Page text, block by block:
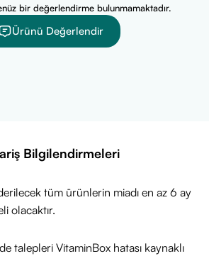
bir değerlendirme bulunmamaktadır.
Ürünü Değerlendir
Bilgilendirmeleri
tüm ürünlerin miadı en az 6 ay
olacaktır.
talepleri VitaminBox hatası kaynaklı